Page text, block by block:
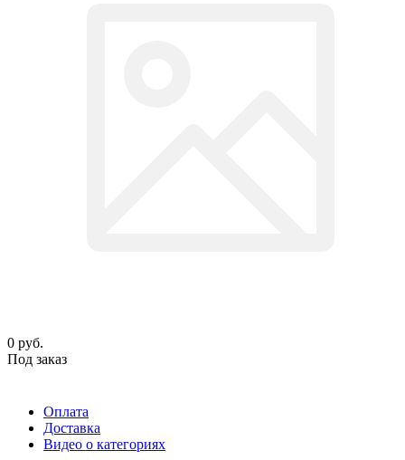
0 руб.
Под заказ
Оплата
Доставка
Видео о категориях